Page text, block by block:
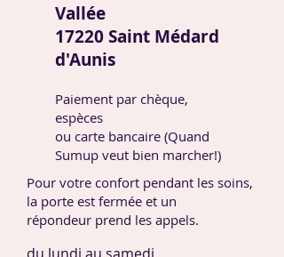
Vallée
17220 Saint Médard
d'Aunis
Paiement par chèque,
espèces
ou carte bancaire (Quand
Sumup veut bien marcher!)
Pour votre confort pendant les soins,
la porte est fermée et un
répondeur prend les appels.